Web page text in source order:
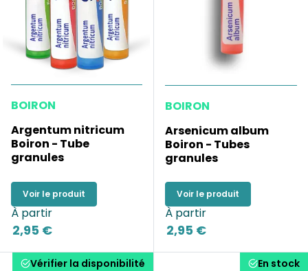
BOIRON
Argentum nitricum
Boiron - Tube
granules
Voir le produit
À partir
2,95 €
BOIRON
Arsenicum album
Boiron - Tubes
granules
Voir le produit
À partir
2,95 €
Vérifier la disponibilité En stock